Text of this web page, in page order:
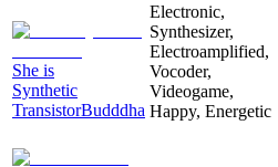
She is
Synthetic
TransistorBudddha
Electronic,
Synthesizer,
Electroamplified,
Vocoder,
Videogame,
Happy, Energetic